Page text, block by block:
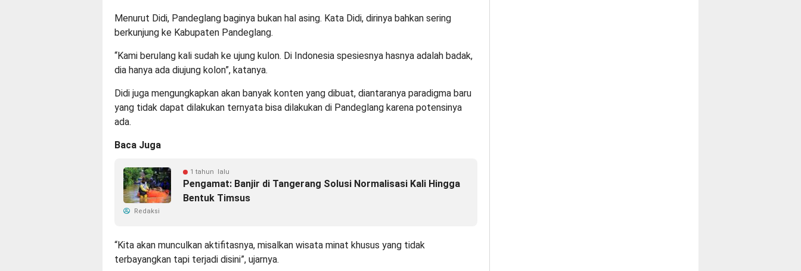
Menurut Didi, Pandeglang baginya bukan hal asing. Kata Didi, dirinya bahkan sering
berkunjung ke Kabupaten Pandeglang.
“Kami berulang kali sudah ke ujung kulon. Di Indonesia spesiesnya hasnya adalah badak,
dia hanya ada diujung kolon”, katanya.
Didi juga mengungkapkan akan banyak konten yang dibuat, diantaranya paradigma baru
yang tidak dapat dilakukan ternyata bisa dilakukan di Pandeglang karena potensinya
ada.
Baca Juga
1 tahun lalu
Pengamat: Banjir di Tangerang Solusi Normalisasi Kali Hingga
Bentuk Timsus
Redaksi
“Kita akan munculkan aktifitasnya, misalkan wisata minat khusus yang tidak
terbayangkan tapi terjadi disini”, ujarnya.